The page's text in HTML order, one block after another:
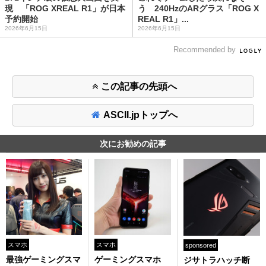
現 「ROG XREAL R1」が日本
予約開始
2026年6月15日
う 240HzのARグラス「ROG X
REAL R1」...
2026年6月15日
Recommended by
この記事の先頭へ
ASCII.jpトップへ
次にお勧めの記事
スマホ
最強ゲーミングスマ
スマホ
ゲーミングスマホ
sponsored
ジサトラハッチ断